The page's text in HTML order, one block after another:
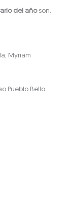
del añoson:
Myriam
Pueblo Bello